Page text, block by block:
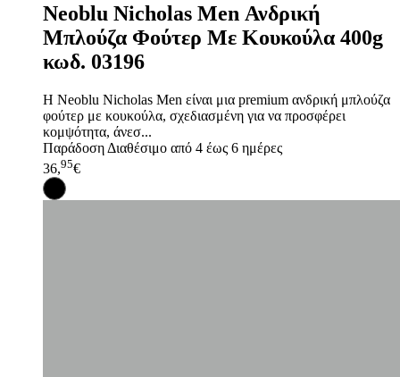
Neoblu Nicholas Men Ανδρική
Μπλούζα Φούτερ Με Κουκούλα 400g
κωδ. 03196
Η Neoblu Nicholas Men είναι μια premium ανδρική μπλούζα
φούτερ με κουκούλα, σχεδιασμένη για να προσφέρει
κομψότητα, άνεσ...
Παράδοση Διαθέσιμο από 4 έως 6 ημέρες
36,95€